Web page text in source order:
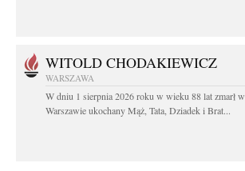
WITOLD CHODAKIEWICZ
WARSZAWA
W dniu 1 sierpnia 2026 roku w wieku 88 lat zmarł w
Warszawie ukochany Mąż, Tata, Dziadek i Brat...